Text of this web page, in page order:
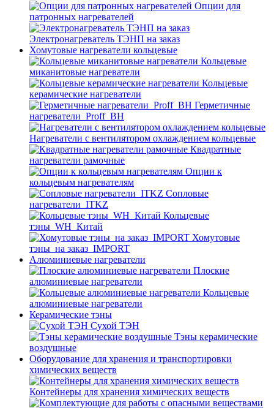
Опции для
патронных нагревателей
Электронагреватель ТЭНП на заказ
Хомутовые нагреватели кольцевые
Кольцевые
миканитовые нагреватели
Кольцевые
керамические нагреватели
Герметичные
нагреватели_Proff_BH
Нагреватели с вентилятором охлаждением кольцевые
Квадратные
нагреватели рамочные
Опции к
кольцевым нагревателям
Cопловые
нагреватели_ITKZ
Кольцевые
тэны_WH_Китай
Хомутовые
тэны_на заказ_IMPORT
Алюминиевые нагреватели
Плоские
алюминиевые нагреватели
Кольцевые
алюминиевые нагреватели
Керамические тэны
Сухой ТЭН
Тэны керамические
воздушные
Оборудование для хранения и транспортировки
химических веществ
Контейнеры для хранения химических веществ